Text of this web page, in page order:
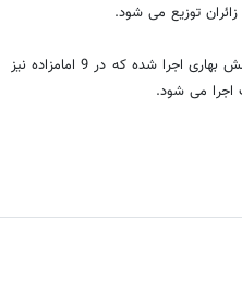
توزیع می شود.
وی بیان کرد: در 36 امامزاده قم طرح آرامش بهاری اجرا شده که در 9 امامزاده نیز
می شود.